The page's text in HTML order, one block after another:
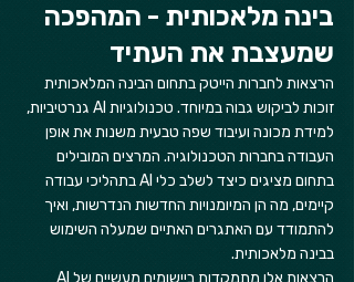
בינה מלאכותית - המהפכה
שמעצבת את העתיד
הרצאות לחברות הייטק בתחום הבינה המלאכותית
זוכות לביקוש גבוה במיוחד. טכנולוגיות AI גנרטיביות,
למידת מכונה ועיבוד שפה טבעית משנות את אופן
העבודה בחברות הטכנולוגיה. המרצים המובילים
בתחום מציגים כיצד לשלב כלי AI בתהליכי עבודה
קיימים, מה הן המיומנויות החדשות הנדרשות, ואיך
להתמודד עם האתגרים האתיים שמעלה השימוש
בבינה מלאכותית.